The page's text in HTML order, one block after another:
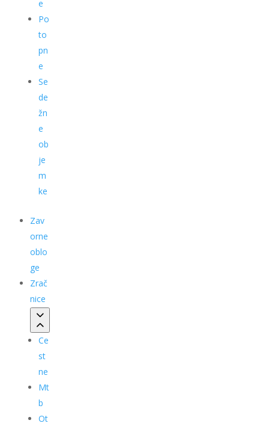
e
Po
to
pn
e
Se
de
žn
e
ob
je
m
ke
Zav
orne
oblo
ge
Zrač
nice
Ce
st
ne
Mt
b
Ot